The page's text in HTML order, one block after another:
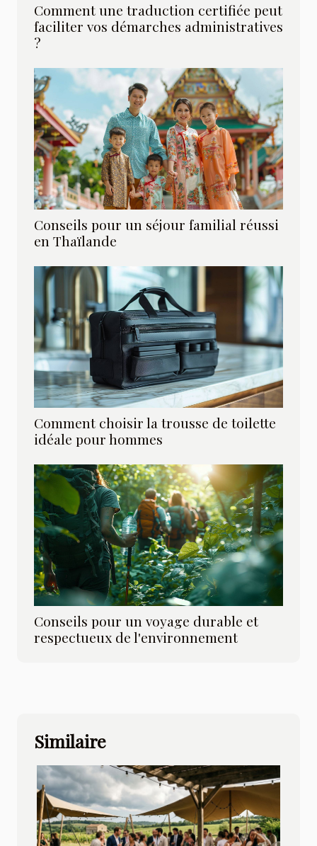
Comment une traduction certifiée peut
faciliter vos démarches administratives
?
Conseils pour un séjour familial réussi
en Thaïlande
Comment choisir la trousse de toilette
idéale pour hommes
Conseils pour un voyage durable et
respectueux de l'environnement
Similaire